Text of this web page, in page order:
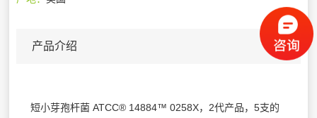
产品介绍
短小芽孢杆菌 ATCC® 14884™ 0258X，2代产品，5支的